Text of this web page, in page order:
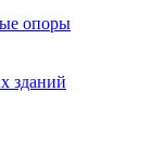
опоры
зданий